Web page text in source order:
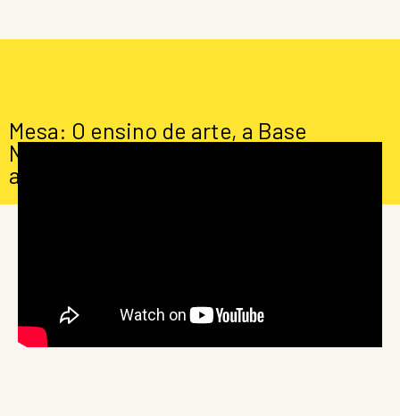
Mesa: O ensino de arte, a Base
Nacional Curricular Comum – BNCC e a
acessibilidade cultural